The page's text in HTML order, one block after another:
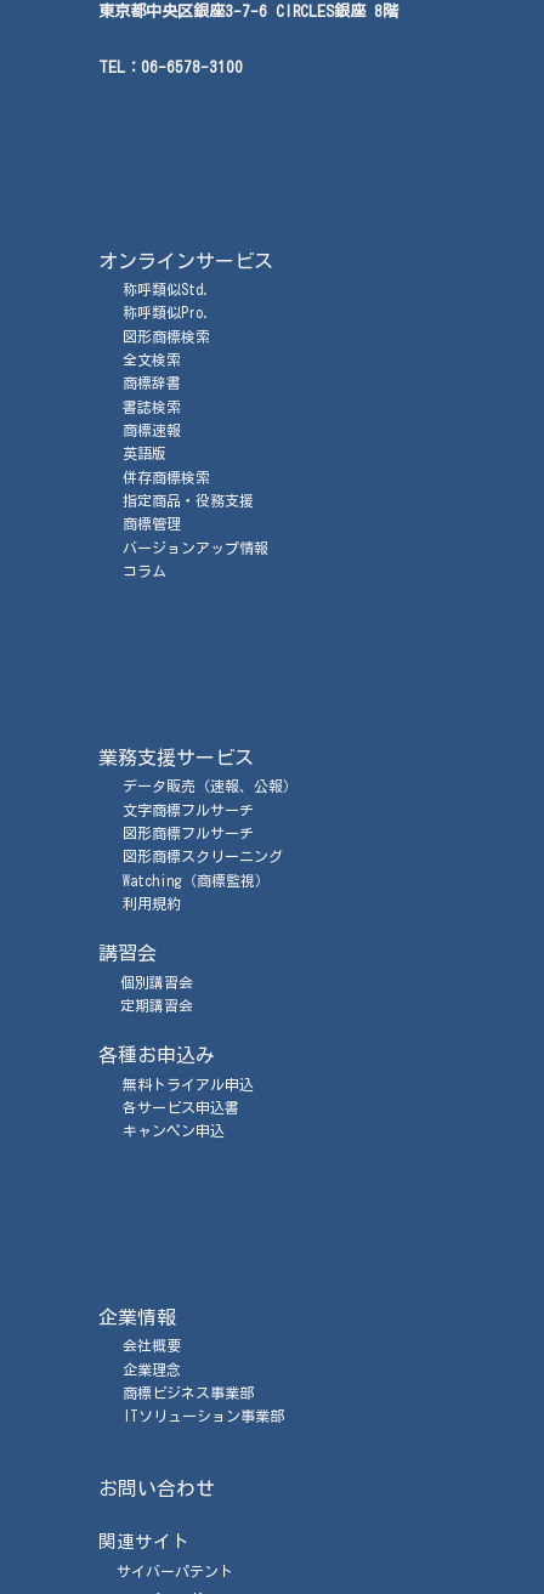
東京都中央区銀座3-7-6 CIRCLES銀座 8階
TEL：06-6578-3100
オンラインサービス
称呼類似Std.
称呼類似Pro.
図形商標検索
全文検索
商標辞書
書誌検索
商標速報
英語版
併存商標検索
指定商品・役務支援
商標管理
バージョンアップ情報
コラム
業務支援サービス
データ販売
（速報、公報）
文字商標フルサーチ
図形商標フルサーチ
図形商標スクリーニング
Watching （商標監視）
利用規約
講習会
個別講習会
定期講習会
各種お申込み
無料トライアル申込
各サービス申込書
キャンペン申込
企業情報
会社概要
企業理念
商標ビジネス事業部
ITソリューション事業部
お問い合わせ
関連サイト
サイバーパテント